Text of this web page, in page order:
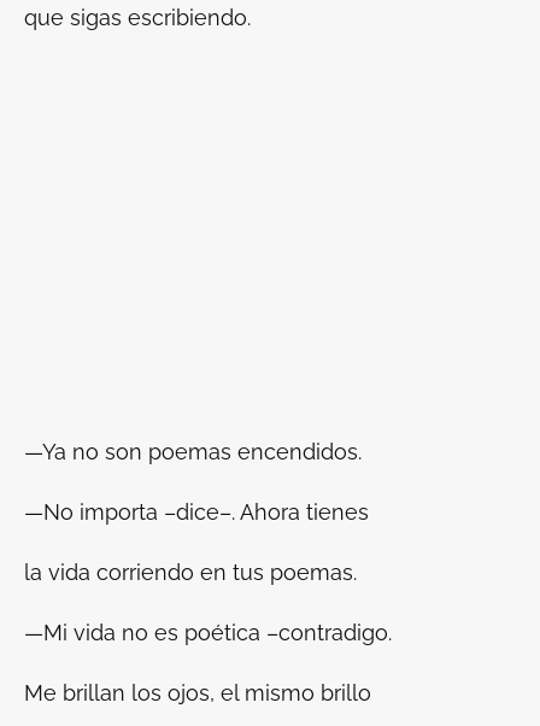
que sigas escribiendo.
—Ya no son poemas encendidos.
—No importa –dice–. Ahora tienes
la vida corriendo en tus poemas.
—Mi vida no es poética –contradigo.
Me brillan los ojos, el mismo brillo